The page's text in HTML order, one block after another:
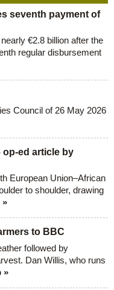
seventh payment of
€2.8 billion after the
regular disbursement
Council of 26 May 2026
op-ed article by
European Union–African
to shoulder, drawing
»
to BBC
followed by
Dan Willis, who runs
»